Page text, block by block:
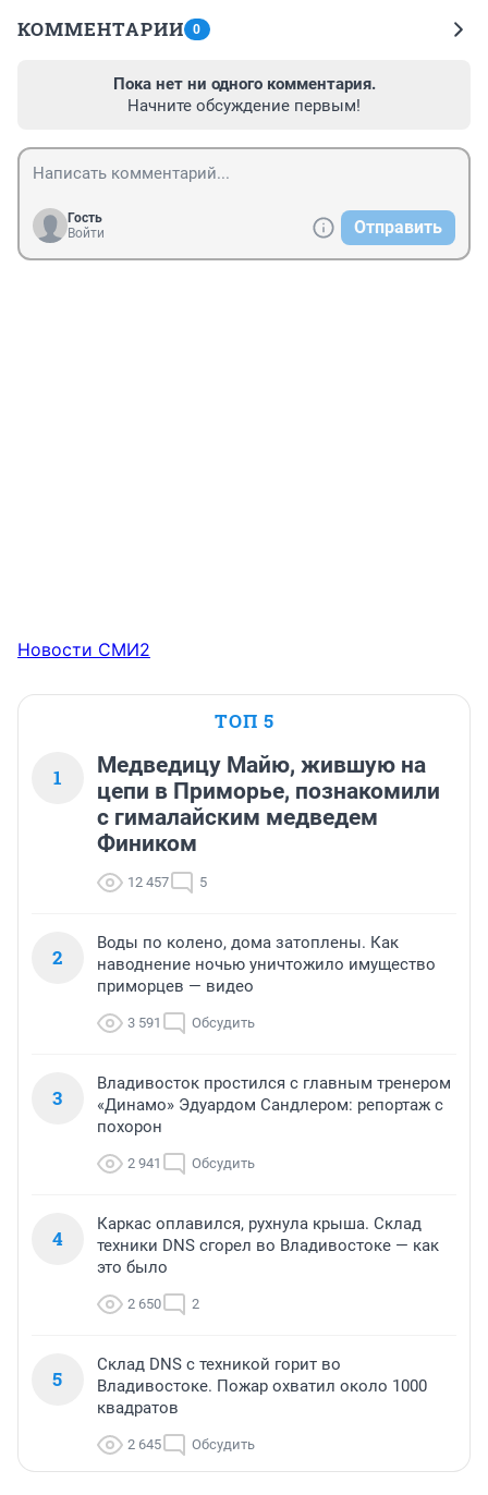
КОММЕНТАРИИ 0
Пока нет ни одного комментария.
Начните обсуждение первым!
Гость
Войти
Отправить
Новости СМИ2
ТОП 5
1
Медведицу Майю, жившую на
цепи в Приморье, познакомили
с гималайским медведем
Фиником
12 457 5
2
Воды по колено, дома затоплены. Как
наводнение ночью уничтожило имущество
приморцев — видео
3 591 Обсудить
3
Владивосток простился с главным тренером
«Динамо» Эдуардом Сандлером: репортаж с
похорон
2 941 Обсудить
4
Каркас оплавился, рухнула крыша. Склад
техники DNS сгорел во Владивостоке — как
это было
2 650 2
5
Склад DNS с техникой горит во
Владивостоке. Пожар охватил около 1000
квадратов
2 645 Обсудить